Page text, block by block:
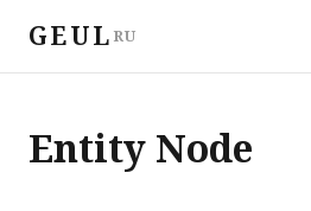
GEUL RU
Entity Node